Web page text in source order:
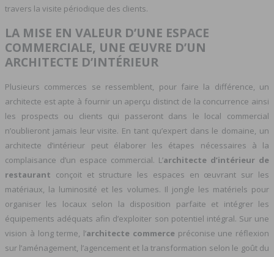
travers la visite périodique des clients.
LA MISE EN VALEUR D’UNE ESPACE
COMMERCIALE, UNE ŒUVRE D’UN
ARCHITECTE D’INTÉRIEUR
Plusieurs commerces se ressemblent, pour faire la différence, un
architecte est apte à fournir un aperçu distinct de la concurrence ainsi
les prospects ou clients qui passeront dans le local commercial
n’oublieront jamais leur visite. En tant qu’expert dans le domaine, un
architecte d’intérieur peut élaborer les étapes nécessaires à la
complaisance d’un espace commercial. L’architecte d’intérieur de
restaurant conçoit et structure les espaces en œuvrant sur les
matériaux, la luminosité et les volumes. Il jongle les matériels pour
organiser les locaux selon la disposition parfaite et intégrer les
équipements adéquats afin d’exploiter son potentiel intégral. Sur une
vision à long terme, l’architecte commercepréconise une réflexion
sur l’aménagement, l’agencement et la transformation selon le goût du